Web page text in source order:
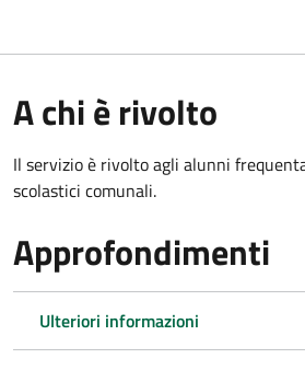
A chi è rivolto
Il servizio è rivolto agli alunni
scolastici comunali.
Approfondimenti
Ulteriori informazioni